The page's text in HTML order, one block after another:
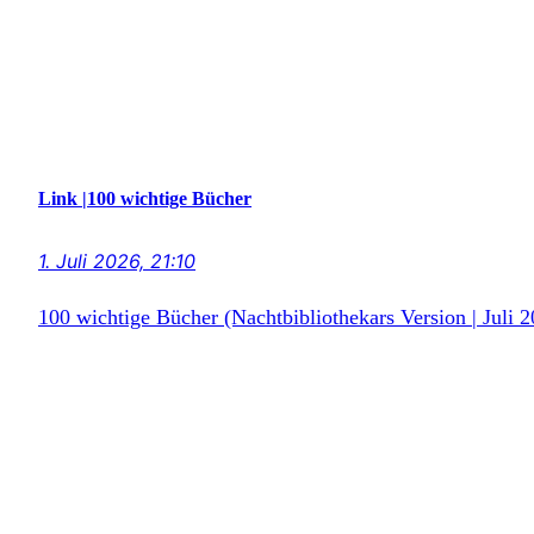
Link |100 wichtige Bücher
1. Juli 2026, 21:10
100 wichtige Bücher (Nachtbibliothekars Version | Juli